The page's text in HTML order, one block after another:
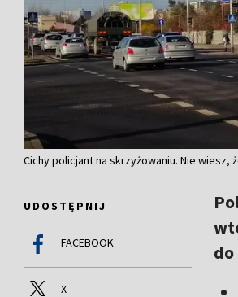
Cichy policjant na skrzyżowaniu. Nie wiesz,
UDOSTĘPNIJ
FACEBOOK
X
do